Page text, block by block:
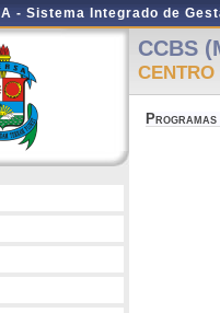
- Sistema Integrado de
CCBS